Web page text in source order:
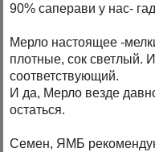
90% саперави у нас-
Мерло настоящее -
плотные, сок светлый.
соответствующий.
И да, Мерло везде
остаться.
Семен, ЯМБ